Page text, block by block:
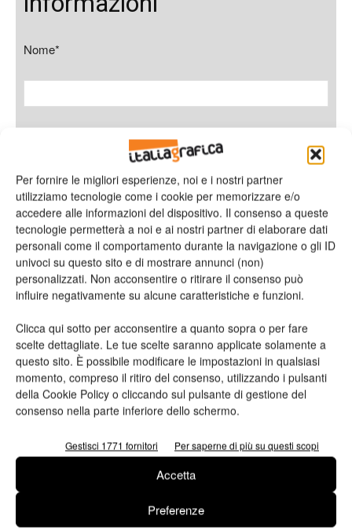
Per fornire le migliori esperienze, noi e i nostri partner
utilizziamo tecnologie come i cookie per memorizzare e/o
accedere alle informazioni del dispositivo. Il consenso a queste
tecnologie permetterà a noi e ai nostri partner di elaborare dati
personali come il comportamento durante la navigazione o gli ID
univoci su questo sito e di mostrare annunci (non)
personalizzati. Non acconsentire o ritirare il consenso può
influire negativamente su alcune caratteristiche e funzioni.
Clicca qui sotto per acconsentire a quanto sopra o per fare
scelte dettagliate. Le tue scelte saranno applicate solamente a
questo sito. È possibile modificare le impostazioni in qualsiasi
momento, compreso il ritiro del consenso, utilizzando i pulsanti
della Cookie Policy o cliccando sul pulsante di gestione del
consenso nella parte inferiore dello schermo.
Gestisci 1771 fornitori Per saperne di più su questi scopi
Accetta
Preferenze
Nome*
Azienda
Telefono